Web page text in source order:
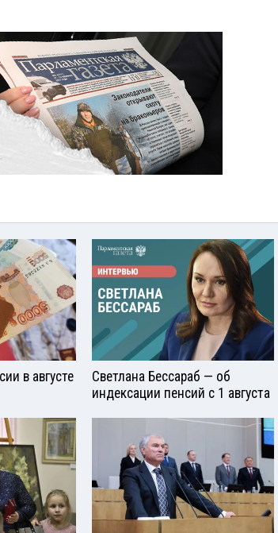
в августе
Светлана Бессараб — об
индексации пенсий с 1 августа